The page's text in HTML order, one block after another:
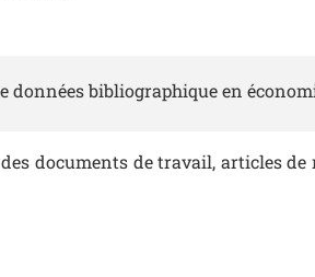
données bibliographique en
des documents de travail, articles